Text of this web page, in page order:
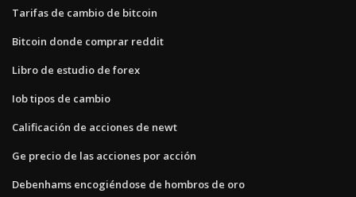
Tarifas de cambio de bitcoin
Bitcoin donde comprar reddit
Libro de estudio de forex
Iob tipos de cambio
Calificación de acciones de newt
Ge precio de las acciones por acción
Debenhams encogiéndose de hombros de oro